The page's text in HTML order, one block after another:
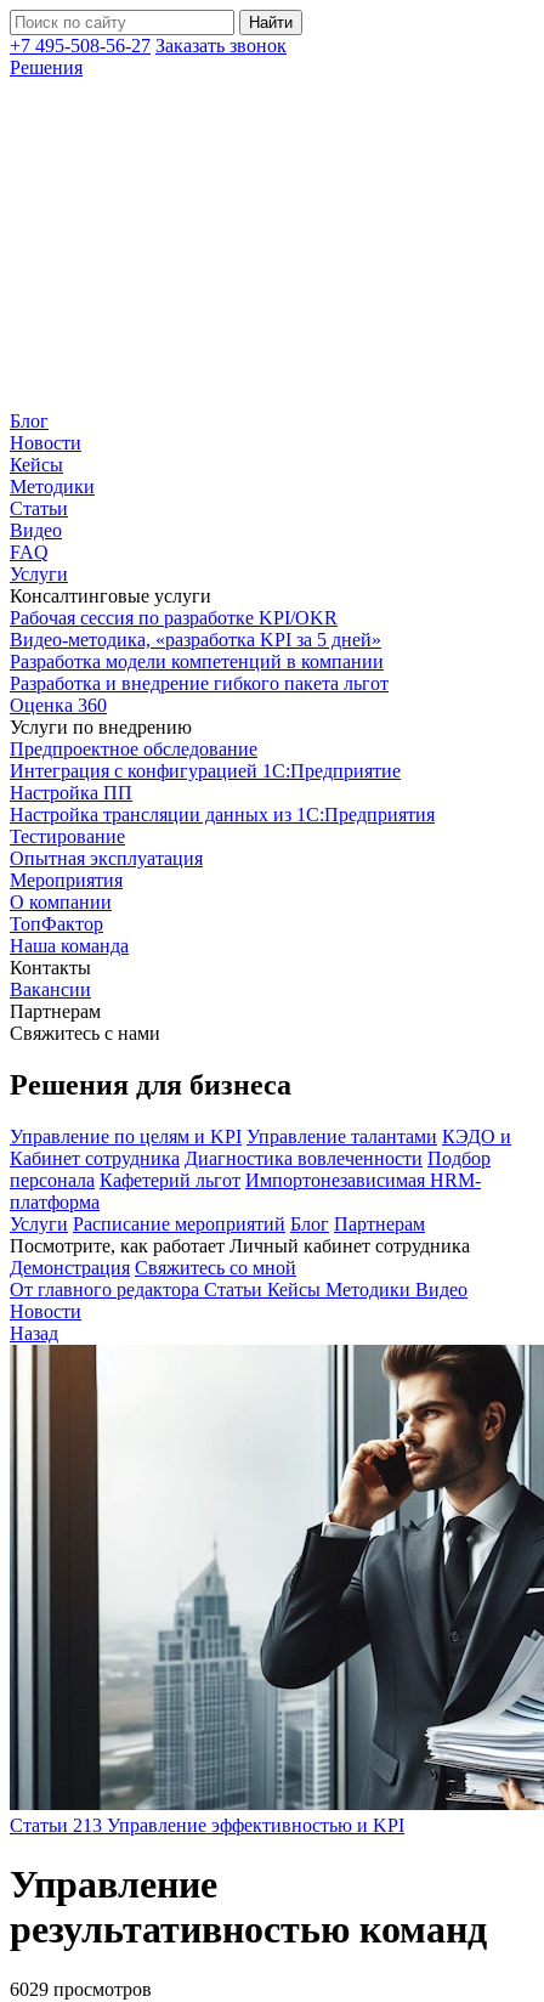
+7 495-508-56-27 Заказать звонок
Решения
Блог
Новости
Кейсы
Методики
Статьи
Видео
FAQ
Услуги
Консалтинговые услуги
Рабочая сессия по разработке KPI/OKR
Видео-методика, «разработка KPI за 5 дней»
Разработка модели компетенций в компании
Разработка и внедрение гибкого пакета льгот
Оценка 360
Услуги по внедрению
Предпроектное обследование
Интеграция с конфигурацией 1С:Предприятие
Настройка ПП
Настройка трансляции данных из 1С:Предприятия
Тестирование
Опытная эксплуатация
Мероприятия
О компании
ТопФактор
Наша команда
Контакты
Вакансии
Партнерам
Свяжитесь с нами
Решения для бизнеса
Управление по целям и KPI Управление талантами КЭДО и
Кабинет сотрудника Диагностика вовлеченности Подбор
персонала Кафетерий льгот Импортонезависимая HRM-
платформа
Услуги Расписание мероприятий Блог Партнерам
Посмотрите, как работает Личный кабинет сотрудника
Демонстрация Свяжитесь со мной
От главного редактора Статьи Кейсы Методики Видео
Новости
Назад
Статьи 213 Управление эффективностью и KPI
Управление
результативностью команд
6029 просмотров